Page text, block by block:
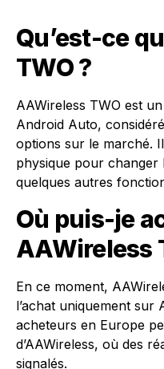
Qu’est-ce
TWO ?
AAWireless TWO est
Android Auto,
options sur le marché.
physique pour changer
quelques autres
Où puis-je
AAWireless
En ce moment,
l’achat uniquement sur
acheteurs en Europe
d’AAWireless, où des
signalés.